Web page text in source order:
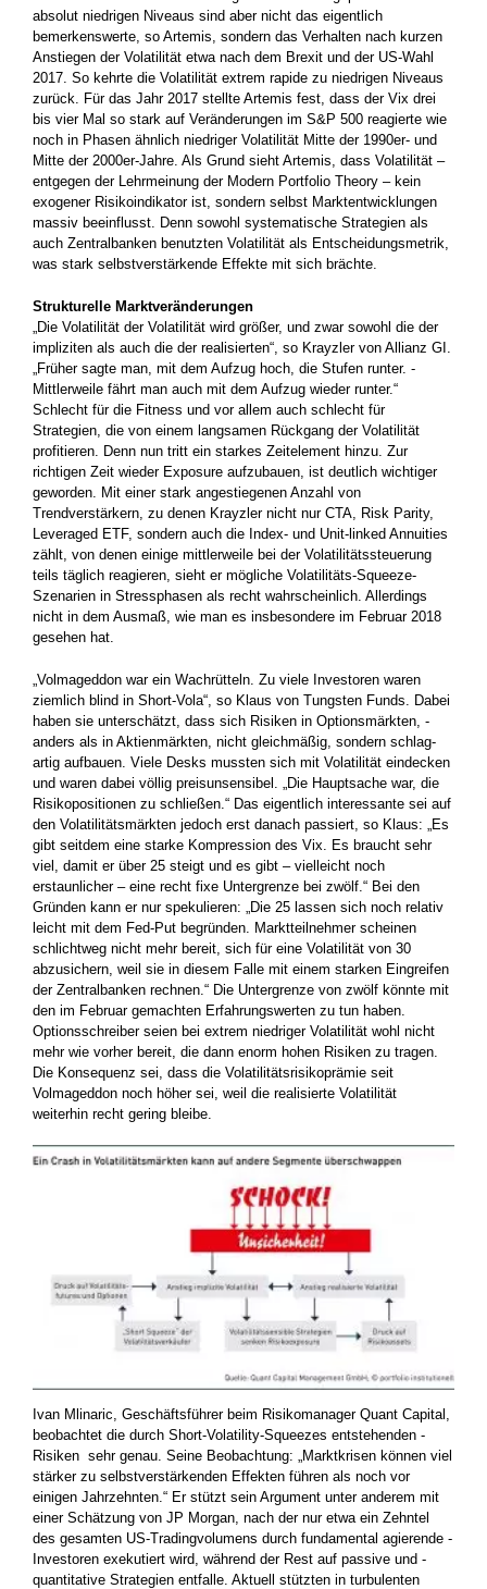
absolut ­niedrigen Niveaus sind aber nicht das eigentlich
bemerkenswerte, so Artemis, sondern das Verhalten nach kurzen
Anstiegen der ­Volatilität etwa nach dem Brexit und der US-Wahl
2017. So kehrte die Volatilität extrem rapide zu niedrigen Niveaus
zurück. Für das Jahr 2017 stellte Artemis fest, dass der Vix drei
bis vier Mal so stark auf Veränderungen im S&P 500 reagierte wie
noch in ­Phasen ­ähnlich niedriger Volatilität Mitte der 1990er- und
Mitte der 2000er-Jahre. Als Grund sieht Artemis, dass Volatilität –
entgegen der Lehrmeinung der Modern Portfolio Theory – kein
exogener ­Risikoindikator ist, sondern selbst Marktentwicklungen
massiv ­beeinflusst. Denn sowohl systematische Strategien als
auch ­Zentralbanken ­benutzten Volatilität als Entscheidungsmetrik,
was stark selbstverstärkende Effekte mit sich brächte.
Strukturelle Marktveränderungen
„Die Volatilität der Volatilität wird größer, und zwar sowohl die der
impliziten als auch die der realisierten“, so Krayzler von Allianz GI.
„Früher sagte man, mit dem Aufzug hoch, die Stufen runter. ­
Mittlerweile fährt man auch mit dem Aufzug wieder runter.“
Schlecht für die Fitness und vor allem auch schlecht für
Strategien, die von einem langsamen Rückgang der Volatilität
profitieren. Denn nun tritt ein starkes Zeitelement hinzu. Zur
richtigen Zeit wieder Exposure aufzubauen, ist deutlich wichtiger
geworden. Mit einer stark angestiegenen Anzahl von
Trendverstärkern, zu denen Krayzler nicht nur CTA, Risk Parity,
Leveraged ETF, sondern auch die Index- und Unit-linked Annuities
zählt, von denen einige mittlerweile bei der Volatilitätssteuerung
teils täglich reagieren, sieht er mögliche Volatilitäts-Squeeze-
Szenarien in Stressphasen als recht wahrscheinlich. Allerdings
nicht in dem Ausmaß, wie man es ­insbesondere im Februar 2018
gesehen hat.
„Volmageddon war ein Wachrütteln. Zu viele Investoren waren
ziemlich blind in Short-Vola“, so Klaus von Tungsten Funds. Dabei
haben sie unterschätzt, dass sich Risiken in Optionsmärkten, ­
anders als in Aktienmärkten, nicht gleichmäßig, sondern schlag­
artig aufbauen. Viele Desks mussten sich mit Volatilität eindecken
und waren dabei völlig preisunsensibel. „Die Hauptsache war, die
Risikopositionen zu schließen.“ Das eigentlich interessante sei auf
den Volatilitätsmärkten jedoch erst danach passiert, so Klaus: „Es
gibt seitdem eine starke Kompression des Vix. Es braucht sehr
viel, damit er über 25 steigt und es gibt – vielleicht noch
erstaunlicher – eine recht fixe Untergrenze bei zwölf.“ Bei den
Gründen kann er nur spekulieren: „Die 25 lassen sich noch relativ
leicht mit dem Fed-Put begründen. Marktteilnehmer scheinen
schlichtweg nicht mehr ­bereit, sich für eine Volatilität von 30
abzusichern, weil sie in diesem Falle mit einem starken Eingreifen
der Zentralbanken rechnen.“ Die Untergrenze von zwölf könnte mit
den im Februar ­gemachten Erfahrungswerten zu tun haben.
Optionsschreiber ­seien bei ­extrem niedriger Volatilität wohl nicht
mehr wie vorher bereit, die dann enorm hohen Risiken zu tragen.
Die Konsequenz sei, dass die Volatilitätsrisikoprämie seit
Volmageddon noch höher sei, weil die realisierte Volatilität
weiterhin recht gering bleibe.
Ivan Mlinaric, Geschäftsführer beim Risikomanager Quant Capital,
beobachtet die durch Short-Volatility-Squeezes entstehenden ­
Risiken sehr genau. Seine Beobachtung: „Marktkrisen können viel
stärker zu selbstverstärkenden Effekten führen als noch vor
einigen Jahrzehnten.“ Er stützt sein Argument unter anderem mit
einer Schätzung von JP Morgan, nach der nur etwa ein Zehntel
des ­gesamten US-Tradingvolumens durch fundamental agierende ­
Investoren exekutiert wird, während der Rest auf passive und ­
quantitative Strategien entfalle. Aktuell stützten in turbulenten